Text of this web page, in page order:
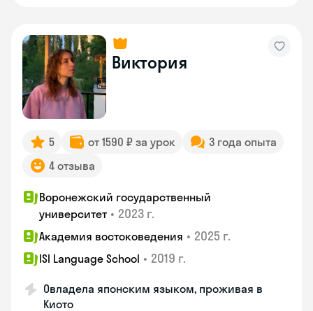
Виктория
5 от 1590 ₽ за урок
3 года опыта
4 отзыва
Воронежский государственный
университет • 2023 г.
Академия востоковедения • 2025 г.
ISI Language School • 2019 г.
Овладела японским языком, проживая в
Киото